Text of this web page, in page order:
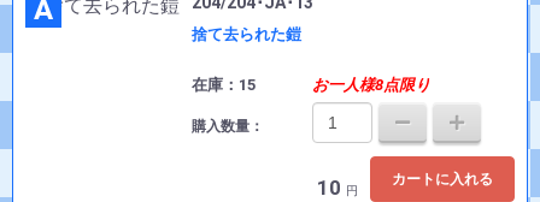
A
捨て去られた鎧
在庫：15 お一人様8点限り
購入数量：
10 円
カートに入れる